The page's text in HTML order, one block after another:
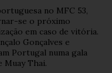
no MFC 53,
se o próximo
em caso de vitória.
Gonçalves e
Portugal numa gala
Muay Thai.